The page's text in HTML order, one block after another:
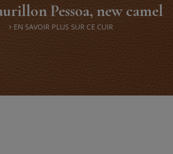
Pessoa, new camel
EN SAVOIR PLUS SUR CE CUIR